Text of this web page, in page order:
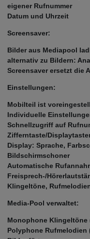
eigener Rufnummer
Datum und Uhrzeit
Screensaver:
Bilder aus Mediapool
alternativ zu Bildern:
Screensaver ersetzt die
Einstellungen:
Mobilteil ist
Individuelle
Schnellzugriff auf
Zifferntaste/
Display: Sprache,
Bildschirmschoner
Automatische
Freisprech-/
Klingeltöne,
Media-Pool verwaltet:
Monophone Klingeltöne
Polyphone Rufmelodien